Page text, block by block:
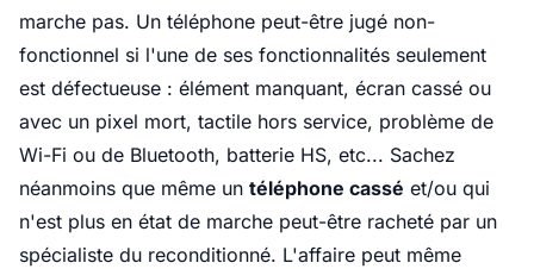
marche pas. Un téléphone peut-être jugé non-
fonctionnel si l'une de ses fonctionnalités seulement
est défectueuse : élément manquant, écran cassé ou
avec un pixel mort, tactile hors service, problème de
Wi-Fi ou de Bluetooth, batterie HS, etc... Sachez
néanmoins que même un téléphone cassé et/ou qui
n'est plus en état de marche peut-être racheté par un
spécialiste du reconditionné. L'affaire peut même